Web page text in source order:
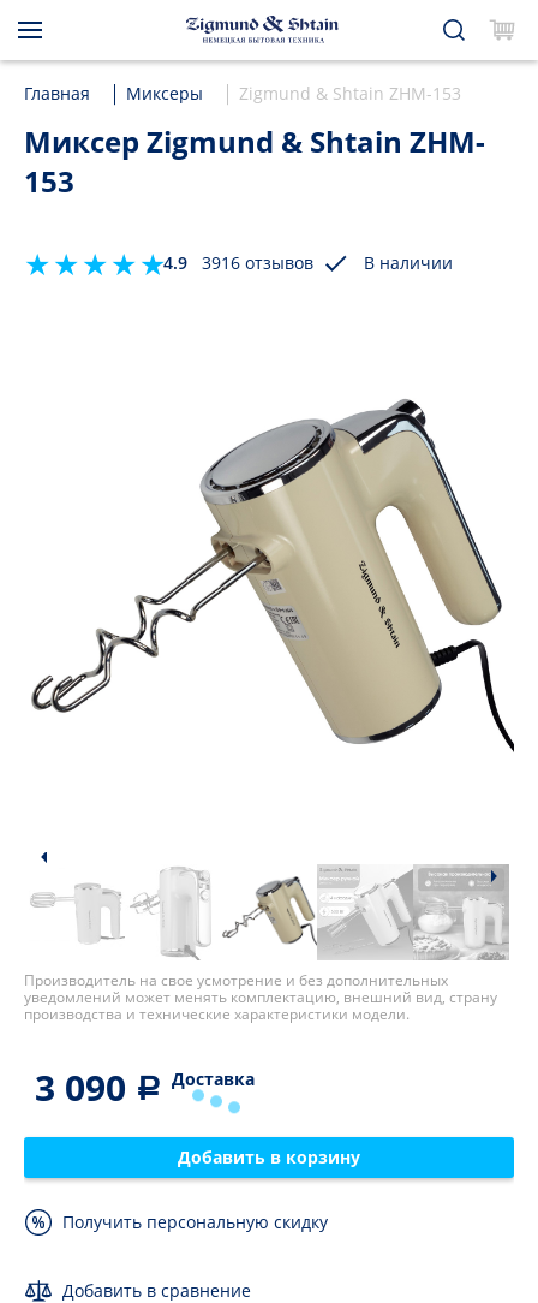
Главная Миксеры Zigmund & Shtain ZHM-153
Миксер Zigmund & Shtain ZHM-
153
4.9 3916 отзывов В наличии
Производитель на свое усмотрение и без дополнительных
уведомлений может менять комплектацию, внешний вид, страну
производства и технические характеристики модели.
3 090 Доставка
Добавить в корзину
Получить персональную скидку
Добавить в сравнение